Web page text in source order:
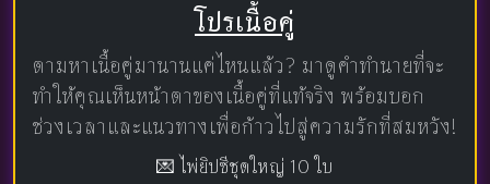
โปรเนื้อคู่
ตามหาเนื้อคู่มานานแค่ไหนแล้ว? มาดูคำทำนายที่จะ
ทำให้คุณเห็นหน้าตาของเนื้อคู่ที่แท้จริง พร้อมบอก
ช่วงเวลาและแนวทางเพื่อก้าวไปสู่ความรักที่สมหวัง!
💌 ไพ่ยิปซีชุดใหญ่ 10 ใบ